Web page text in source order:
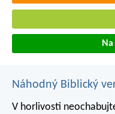
Náhodný Biblický
V horlivosti